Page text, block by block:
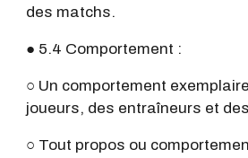
des matchs.
● 5.4 Comportement :
○ Un comportement
joueurs, des entraîneurs et
○ Tout propos ou